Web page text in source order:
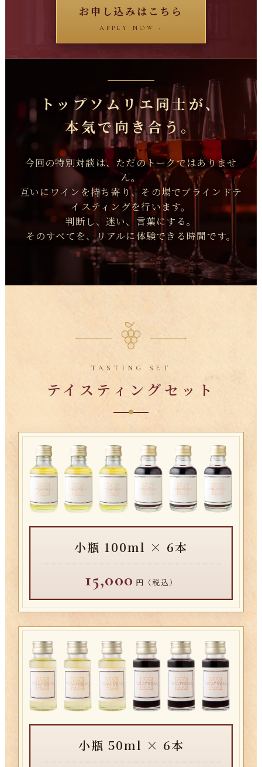
お申し込みはこちら
APPLY NOW ›
トップソムリエ同士が、
本気で向き合う。
今回の特別対談は、ただのトークではありませ
ん。
互いにワインを持ち寄り、その場でブラインドテ
イスティングを行います。
判断し、迷い、言葉にする。
そのすべてを、リアルに体験できる時間です。
TASTING SET
テイスティングセット
小瓶 100ml × 6本
15,000 円（税込）
小瓶 50ml × 6本